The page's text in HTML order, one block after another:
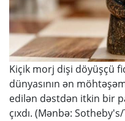
Kiçik morj dişi döyüşçü
dünyasının ən
edilən dəstdən itkin bir
çıxdı. (Mənbə: